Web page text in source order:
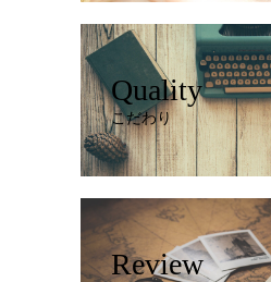
Quality
こだわり
Review